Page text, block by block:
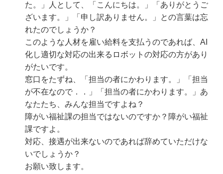
た。」人として、「こんにちは。」「ありがとうご
ざいます。」「申し訳ありません。」との言葉は忘
れたのでしょうか？
このような人材を雇い給料を支払うのであれば、AI
化し適切な対応の出来るロボットの対応の方があり
がたいです。
窓口をたずね、「担当の者にかわります。」「担当
が不在なので．．」「担当の者にかわります。」あ
なたたち、みんな担当ですよね？
障がい福祉課の担当ではないのですか？障がい福祉
課ですよ。
対応、接遇が出来ないのであれば辞めていただけな
いでしょうか？
お願い致します。